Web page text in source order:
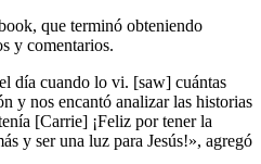
que terminó obteniendo
y comentarios.
día cuando lo vi. [saw] cuántas
y nos encantó analizar las historias
[Carrie] ¡Feliz por tener la
y ser una luz para Jesús!», agregó